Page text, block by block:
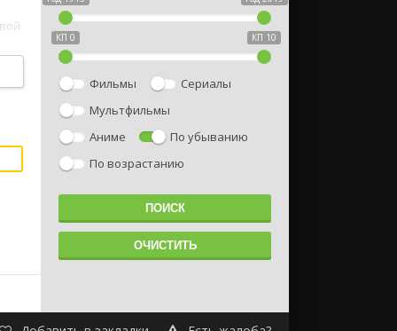
КП 0 КП 10
Фильмы
Сериалы
Мультфильмы
Аниме
По убыванию
По возрастанию